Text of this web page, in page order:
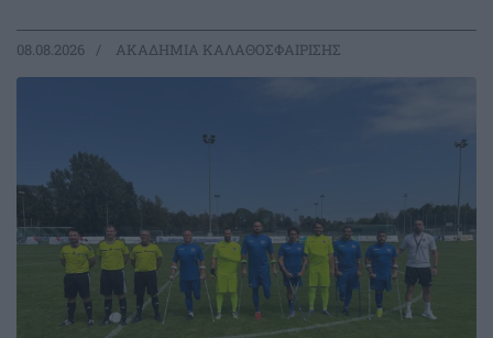
08.08.2026 ΑΚΑΔΗΜΙΑ ΚΑΛΑΘΟΣΦΑΙΡΙΣΗΣ